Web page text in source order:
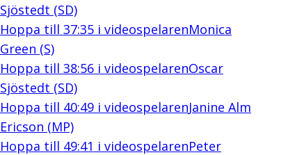
Sjöstedt (SD)
Hoppa till 37:35i videospelarenMonica
Green (S)
Hoppa till 38:56i videospelarenOscar
Sjöstedt (SD)
Hoppa till 40:49i videospelarenJanine Alm
Ericson (MP)
Hoppa till 49:41 i videospelarenPeter